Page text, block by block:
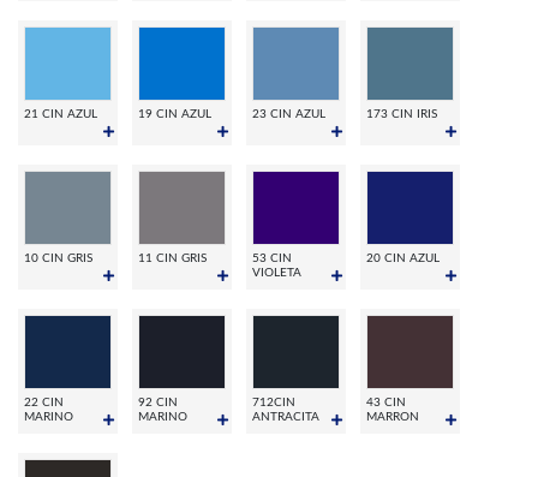
21 CIN AZUL 19 CIN AZUL 23 CIN AZUL 173 CIN IRIS
10 CIN GRIS 11 CIN GRIS
53 CIN
VIOLETA
20 CIN AZUL
22 CIN
MARINO
92 CIN
MARINO
712CIN
ANTRACITA
43 CIN
MARRON